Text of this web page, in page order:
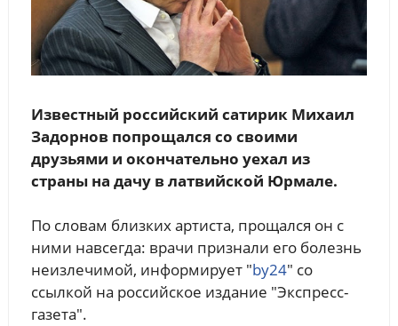
Известный российский сатирик Михаил
Задорнов попрощался со своими
друзьями и окончательно уехал из
страны на дачу в латвийской Юрмале.
По словам близких артиста, прощался он с
ними навсегда: врачи признали его болезнь
неизлечимой, информирует "by24" со
ссылкой на российское издание "Экспресс-
газета".